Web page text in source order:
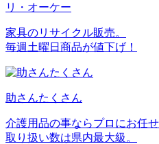
リ・オーケー
家具のリサイクル販売。
毎週土曜日商品が値下げ！
助さんたくさん
介護用品の事ならプロにお任せ
取り扱い数は県内最大級。